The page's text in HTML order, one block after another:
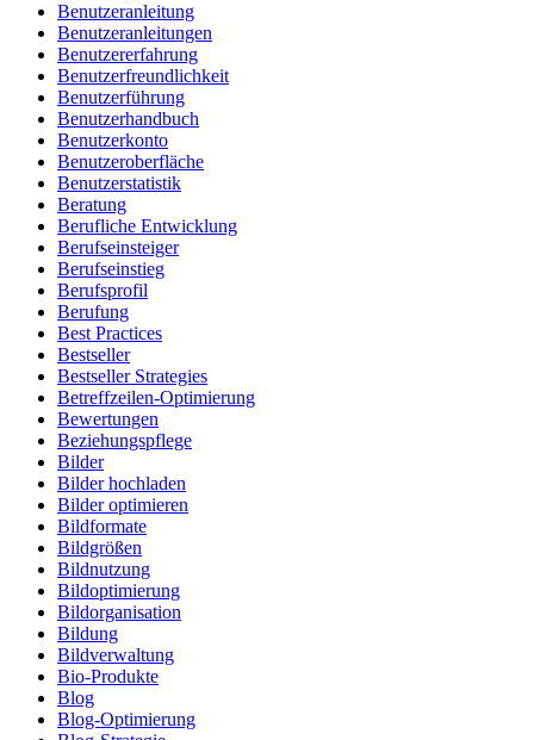
Benutzeranleitung
Benutzeranleitungen
Benutzererfahrung
Benutzerfreundlichkeit
Benutzerführung
Benutzerhandbuch
Benutzerkonto
Benutzeroberfläche
Benutzerstatistik
Beratung
Berufliche Entwicklung
Berufseinsteiger
Berufseinstieg
Berufsprofil
Berufung
Best Practices
Bestseller
Bestseller Strategies
Betreffzeilen-Optimierung
Bewertungen
Beziehungspflege
Bilder
Bilder hochladen
Bilder optimieren
Bildformate
Bildgrößen
Bildnutzung
Bildoptimierung
Bildorganisation
Bildung
Bildverwaltung
Bio-Produkte
Blog
Blog-Optimierung